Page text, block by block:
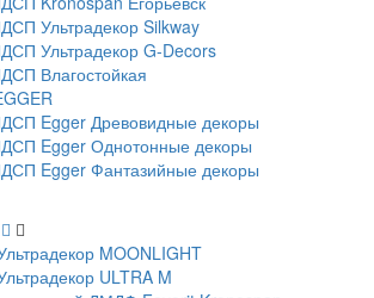
Ультрадекор Silkway
Ультрадекор G-Decors
Влагостойкая
Egger Древовидные декоры
Egger Однотонные декоры
Egger Фантазийные декоры
MOONLIGHT
ULTRA M